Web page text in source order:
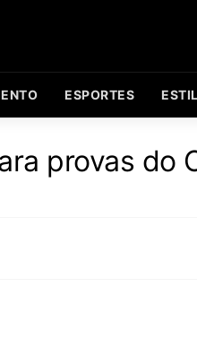
ESPORTES
provas do